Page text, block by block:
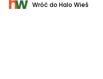
Wróć do Halo Wieś